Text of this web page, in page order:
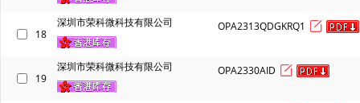
18
深圳市荣科微科技有限公司 OPA2313QDGKRQ1
19
深圳市荣科微科技有限公司 OPA2330AID